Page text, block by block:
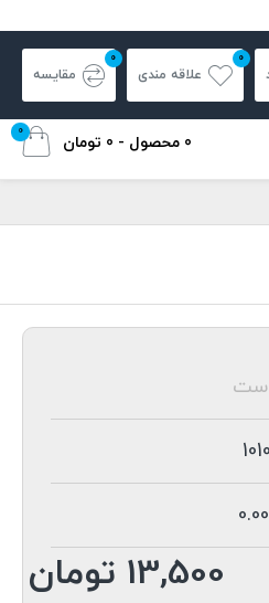
علاقه مندی
0
مقایسه
0
0 محصول - 0 تومان
0
13,500 تومان